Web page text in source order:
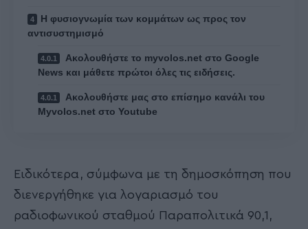
Η φυσιογνωμία των κομμάτων ως προς τον
αντισυστημισμό
Ακολουθήστε το myvolos.net στο Google
News και μάθετε πρώτοι όλες τις ειδήσεις.
Ακολουθήστε μας στο επίσημο κανάλι του
Myvolos.net στο Youtube
Ειδικότερα, σύμφωνα με τη δημοσκόπηση που
διενεργήθηκε για λογαριασμό του
ραδιοφωνικού σταθμού Παραπολιτικά 90,1,